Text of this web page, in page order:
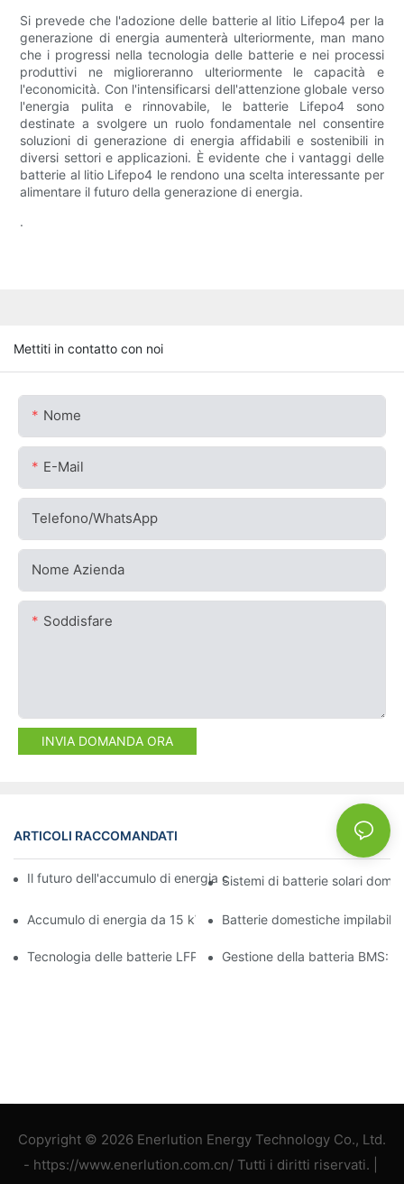
Si prevede che l'adozione delle batterie al litio Lifepo4 per la
generazione di energia aumenterà ulteriormente, man mano
che i progressi nella tecnologia delle batterie e nei processi
produttivi ne miglioreranno ulteriormente le capacità e
l'economicità. Con l'intensificarsi dell'attenzione globale verso
l'energia pulita e rinnovabile, le batterie Lifepo4 sono
destinate a svolgere un ruolo fondamentale nel consentire
soluzioni di generazione di energia affidabili e sostenibili in
diversi settori e applicazioni. È evidente che i vantaggi delle
batterie al litio Lifepo4 le rendono una scelta interessante per
alimentare il futuro della generazione di energia.
.
Mettiti in contatto con noi
Nome
E-Mail
Telefono/WhatsApp
Nome Azienda
Soddisfare
INVIA DOMANDA ORA
ARTICOLI RACCOMANDATI NEWS
Il futuro dell'accumulo di energia commerciale: tendenze e
Sistemi di batterie solari
Accumulo di energia da 15 kW: alimenta il tuo futuro con
Batterie domestiche
Tecnologia delle batterie LFP: una scelta sostenibile per
Gestione della batteria BMS:
Copyright © 2026 Enerlution Energy Technology Co., Ltd.
- https://www.enerlution.com.cn/ Tutti i diritti riservati. |